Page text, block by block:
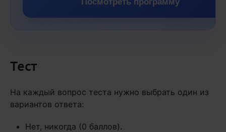
Тест
На каждый вопрос теста нужно выбрать один из
вариантов ответа:
Нет, никогда (0 баллов).